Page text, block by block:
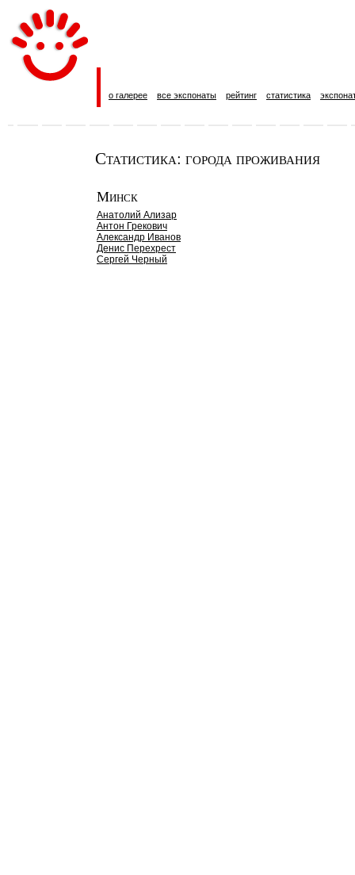
о галерее все экспонаты рейтинг статистика
Статистика: города проживания
Минск
Анатолий Ализар
Антон Грекович
Александр Иванов
Денис Перехрест
Сергей Черный